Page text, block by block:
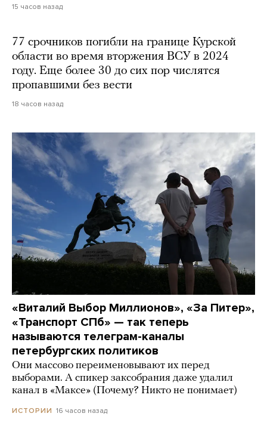
15 часов назад
77 срочников погибли на границе Курской
области во время вторжения ВСУ в 2024
году. Еще более 30 до сих пор числятся
пропавшими без вести
18 часов назад
«Виталий Выбор Миллионов», «За Питер»,
«Транспорт СПб» — так теперь
называются телеграм-каналы
петербургских политиков
Они массово переименовывают их перед
выборами. А спикер заксобрания даже удалил
канал в «Максе» (Почему? Никто не понимает)
ИСТОРИИ 16 часов назад